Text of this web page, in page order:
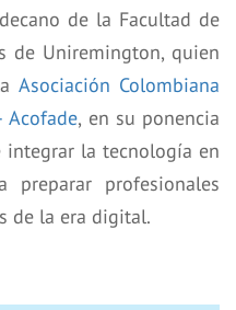
de la Facultad de
de Uniremington, quien
Asociación Colombiana
Acofade, en su ponencia
la tecnología en
preparar profesionales
de la era digital.